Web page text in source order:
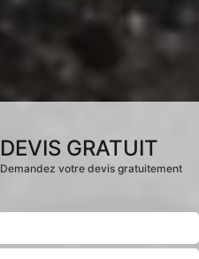
DEVIS GRATUIT
Demandez votre devis gratuitement